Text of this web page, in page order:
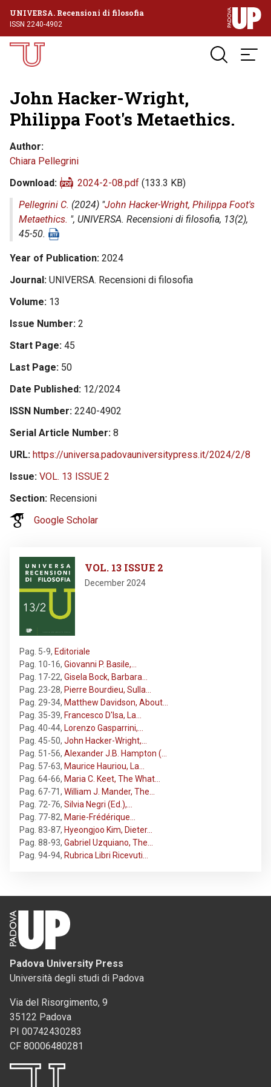
UNIVERSA. Recensioni di filosofia
ISSN 2240-4902
John Hacker-Wright,
Philippa Foot's Metaethics.
Author
Chiara Pellegrini
Download
2024-2-08.pdf (133.3 KB)
Pellegrini C. (2024) "John Hacker-Wright, Philippa Foot's
Metaethics. ", UNIVERSA. Recensioni di filosofia, 13(2),
45-50.
Year of Publication 2024
Journal UNIVERSA. Recensioni di filosofia
Volume 13
Issue Number 2
Start Page 45
Last Page 50
Date Published 12/2024
ISSN Number 2240-4902
Serial Article Number 8
URL https://universa.padovauniversitypress.it/2024/2/8
Issue VOL. 13 ISSUE 2
Section Recensioni
Google Scholar
VOL. 13 ISSUE 2
December 2024
Pag. 5-9, Editoriale
Pag. 10-16, Giovanni P. Basile,…
Pag. 17-22, Gisela Bock, Barbara…
Pag. 23-28, Pierre Bourdieu, Sulla…
Pag. 29-34, Matthew Davidson, About…
Pag. 35-39, Francesco D'Isa, La…
Pag. 40-44, Lorenzo Gasparrini,…
Pag. 45-50, John Hacker-Wright,…
Pag. 51-56, Alexander J.B. Hampton (…
Pag. 57-63, Maurice Hauriou, La…
Pag. 64-66, Maria C. Keet, The What…
Pag. 67-71, William J. Mander, The…
Pag. 72-76, Silvia Negri (Ed.),…
Pag. 77-82, Marie-Frédérique…
Pag. 83-87, Hyeongjoo Kim, Dieter…
Pag. 88-93, Gabriel Uzquiano, The…
Pag. 94-94, Rubrica Libri Ricevuti…
Padova University Press
Università degli studi di Padova
Via del Risorgimento, 9
35122 Padova
PI 00742430283
CF 80006480281